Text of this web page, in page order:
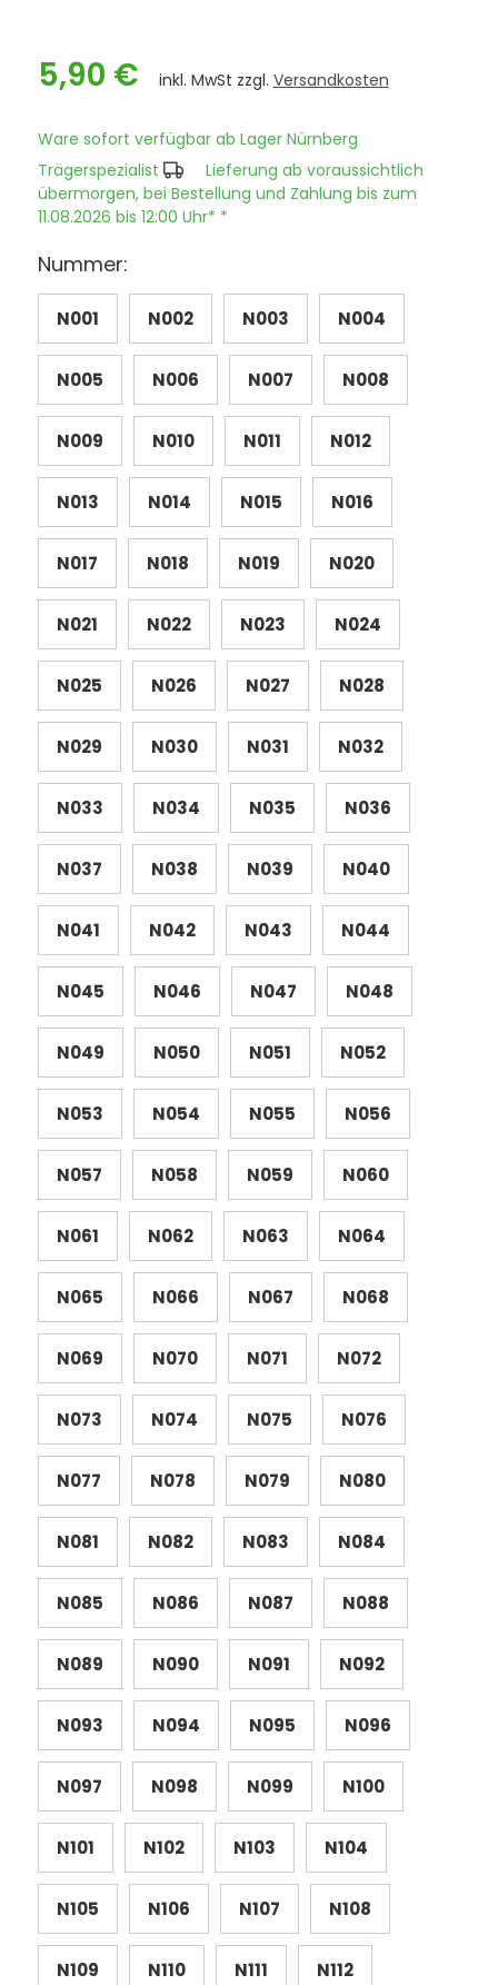
5,90 € inkl. MwSt zzgl. Versandkosten
Ware sofort verfügbar ab Lager Nürnberg
Trägerspezialist
Lieferung ab voraussichtlich
übermorgen, bei Bestellung und Zahlung bis zum
11.08.2026 bis 12:00 Uhr* *
Nummer:
N001 N002 N003 N004
N005 N006 N007 N008
N009 N010 N011 N012
N013 N014 N015 N016
N017 N018 N019 N020
N021 N022 N023 N024
N025 N026 N027 N028
N029 N030 N031 N032
N033 N034 N035 N036
N037 N038 N039 N040
N041 N042 N043 N044
N045 N046 N047 N048
N049 N050 N051 N052
N053 N054 N055 N056
N057 N058 N059 N060
N061 N062 N063 N064
N065 N066 N067 N068
N069 N070 N071 N072
N073 N074 N075 N076
N077 N078 N079 N080
N081 N082 N083 N084
N085 N086 N087 N088
N089 N090 N091 N092
N093 N094 N095 N096
N097 N098 N099 N100
N101 N102 N103 N104
N105 N106 N107 N108
N109 N110 N111 N112